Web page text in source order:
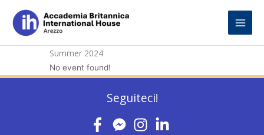
content
Summer 2024
No event found!
Seguiteci!